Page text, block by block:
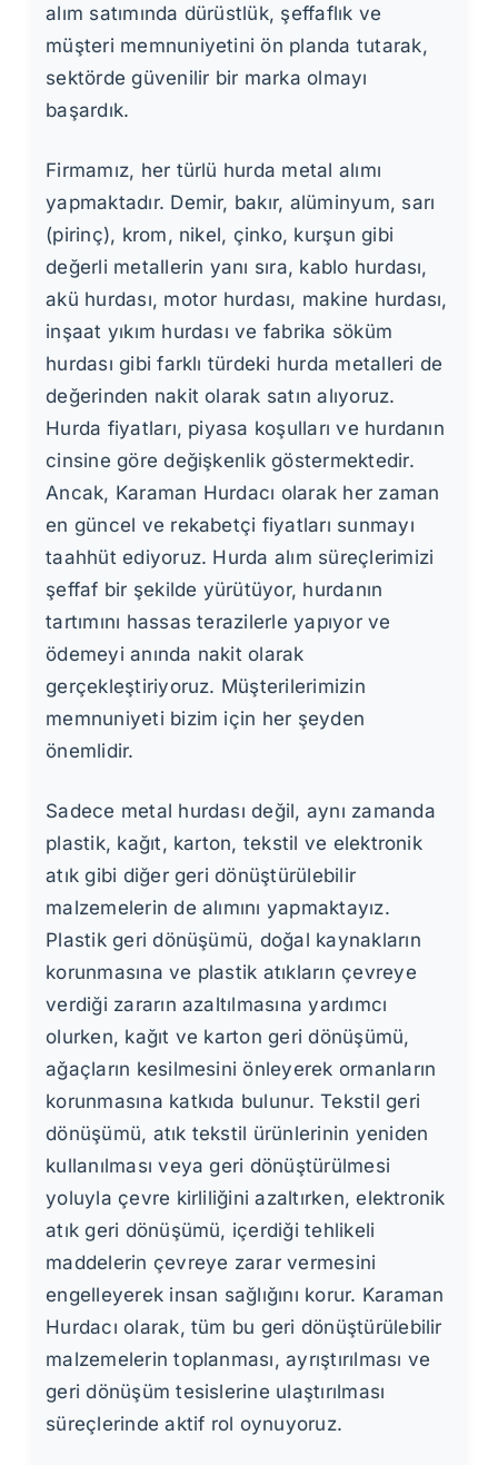
alım satımında dürüstlük, şeffaflık ve
müşteri memnuniyetini ön planda tutarak,
sektörde güvenilir bir marka olmayı
başardık.
Firmamız, her türlü hurda metal alımı
yapmaktadır. Demir, bakır, alüminyum, sarı
(pirinç), krom, nikel, çinko, kurşun gibi
değerli metallerin yanı sıra, kablo hurdası,
akü hurdası, motor hurdası, makine hurdası,
inşaat yıkım hurdası ve fabrika söküm
hurdası gibi farklı türdeki hurda metalleri de
değerinden nakit olarak satın alıyoruz.
Hurda fiyatları, piyasa koşulları ve hurdanın
cinsine göre değişkenlik göstermektedir.
Ancak, Karaman Hurdacı olarak her zaman
en güncel ve rekabetçi fiyatları sunmayı
taahhüt ediyoruz. Hurda alım süreçlerimizi
şeffaf bir şekilde yürütüyor, hurdanın
tartımını hassas terazilerle yapıyor ve
ödemeyi anında nakit olarak
gerçekleştiriyoruz. Müşterilerimizin
memnuniyeti bizim için her şeyden
önemlidir.
Sadece metal hurdası değil, aynı zamanda
plastik, kağıt, karton, tekstil ve elektronik
atık gibi diğer geri dönüştürülebilir
malzemelerin de alımını yapmaktayız.
Plastik geri dönüşümü, doğal kaynakların
korunmasına ve plastik atıkların çevreye
verdiği zararın azaltılmasına yardımcı
olurken, kağıt ve karton geri dönüşümü,
ağaçların kesilmesini önleyerek ormanların
korunmasına katkıda bulunur. Tekstil geri
dönüşümü, atık tekstil ürünlerinin yeniden
kullanılması veya geri dönüştürülmesi
yoluyla çevre kirliliğini azaltırken, elektronik
atık geri dönüşümü, içerdiği tehlikeli
maddelerin çevreye zarar vermesini
engelleyerek insan sağlığını korur. Karaman
Hurdacı olarak, tüm bu geri dönüştürülebilir
malzemelerin toplanması, ayrıştırılması ve
geri dönüşüm tesislerine ulaştırılması
süreçlerinde aktif rol oynuyoruz.